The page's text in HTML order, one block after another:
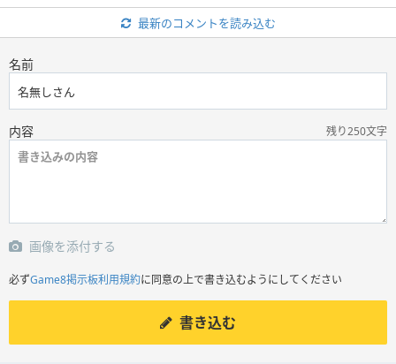
最新のコメントを読み込む
名前
内容 残り250文字
画像を添付する
必ずGame8掲示板利用規約に同意の上で書き込むようにしてください
書き込む